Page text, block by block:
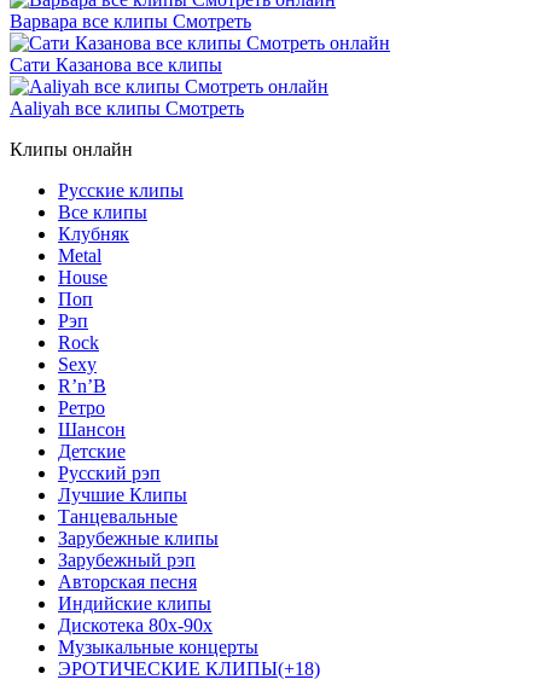
Варвара все клипы Смотреть
Сати Казанова все клипы
Aaliyah все клипы Смотреть
Клипы онлайн
Русские клипы
Все клипы
Клубняк
Metal
House
Поп
Рэп
Rock
Sexy
R’n’B
Ретро
Шансон
Детские
Русский рэп
Лучшие Клипы
Танцевальные
Зарубежные клипы
Зарубежный рэп
Авторская песня
Индийские клипы
Дискотека 80х-90х
Музыкальные концерты
ЭРОТИЧЕСКИЕ КЛИПЫ(+18)